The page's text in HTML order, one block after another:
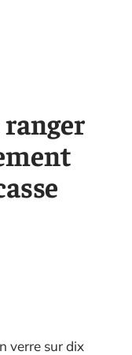
verre sur dix